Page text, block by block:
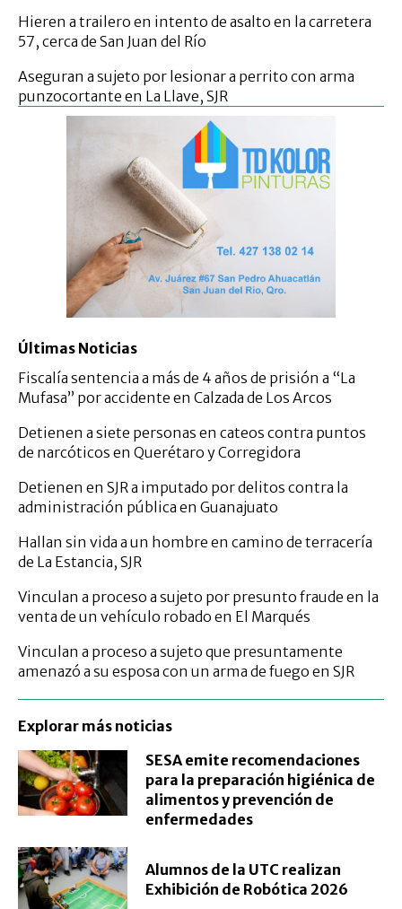
Hieren a trailero en intento de asalto en la carretera
57, cerca de San Juan del Río
Aseguran a sujeto por lesionar a perrito con arma
punzocortante en La Llave, SJR
Últimas Noticias
Fiscalía sentencia a más de 4 años de prisión a “La
Mufasa” por accidente en Calzada de Los Arcos
Detienen a siete personas en cateos contra puntos
de narcóticos en Querétaro y Corregidora
Detienen en SJR a imputado por delitos contra la
administración pública en Guanajuato
Hallan sin vida a un hombre en camino de terracería
de La Estancia, SJR
Vinculan a proceso a sujeto por presunto fraude en la
venta de un vehículo robado en El Marqués
Vinculan a proceso a sujeto que presuntamente
amenazó a su esposa con un arma de fuego en SJR
Explorar más noticias
SESA emite recomendaciones
para la preparación higiénica de
alimentos y prevención de
enfermedades
Alumnos de la UTC realizan
Exhibición de Robótica 2026